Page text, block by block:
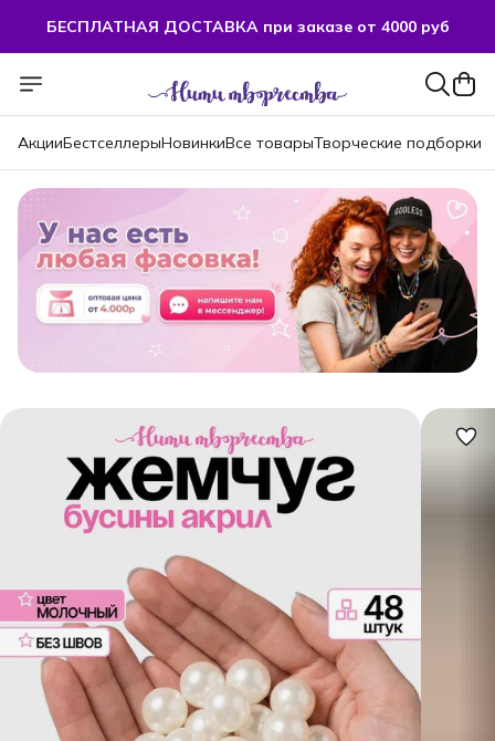
БЕСПЛАТНАЯ ДОСТАВКА при заказе от 4000 руб
БЕСПЛАТНАЯ ДОСТАВКА при заказе от 4000 руб
АкцииБестселлерыНовинкиВсе товарыТворческие подборки